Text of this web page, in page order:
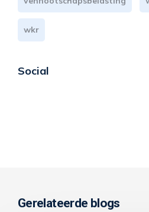
wkr
Social
Gerelateerde blogs